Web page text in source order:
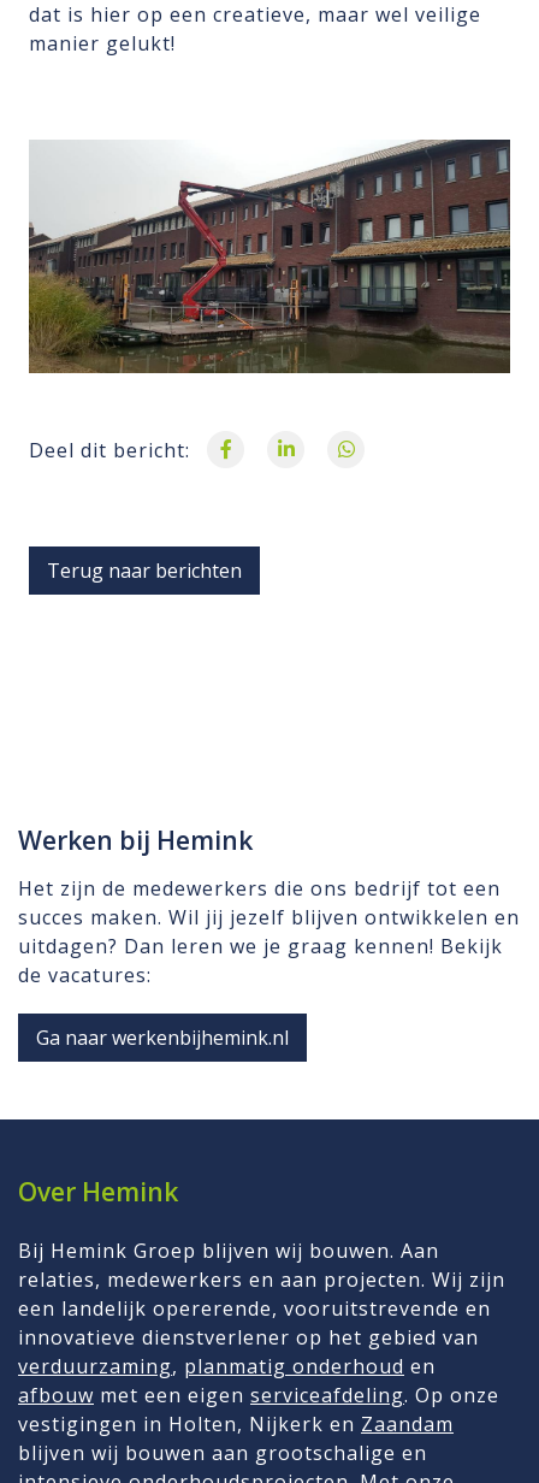
dat is hier op een creatieve, maar wel veilige
manier gelukt!
Deel dit bericht:
Terug naar berichten
Werken bij Hemink
Het zijn de medewerkers die ons bedrijf tot een
succes maken. Wil jij jezelf blijven ontwikkelen en
uitdagen? Dan leren we je graag kennen! Bekijk
de vacatures:
Ga naar werkenbijhemink.nl
Over Hemink
Bij Hemink Groep blijven wij bouwen. Aan
relaties, medewerkers en aan projecten. Wij zijn
een landelijk opererende, vooruitstrevende en
innovatieve dienstverlener op het gebied van
verduurzaming, planmatig onderhoud en
afbouw met een eigen serviceafdeling. Op onze
vestigingen in Holten, Nijkerk en Zaandam
blijven wij bouwen aan grootschalige en